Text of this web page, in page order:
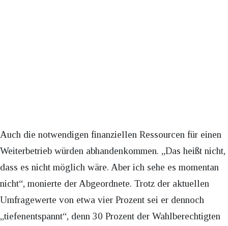
Auch die notwendigen finanziellen Ressourcen für einen
Weiterbetrieb würden abhandenkommen. „Das heißt nicht,
dass es nicht möglich wäre. Aber ich sehe es momentan
nicht“, monierte der Abgeordnete. Trotz der aktuellen
Umfragewerte von etwa vier Prozent sei er dennoch
„tiefenentspannt“, denn 30 Prozent der Wahlberechtigten